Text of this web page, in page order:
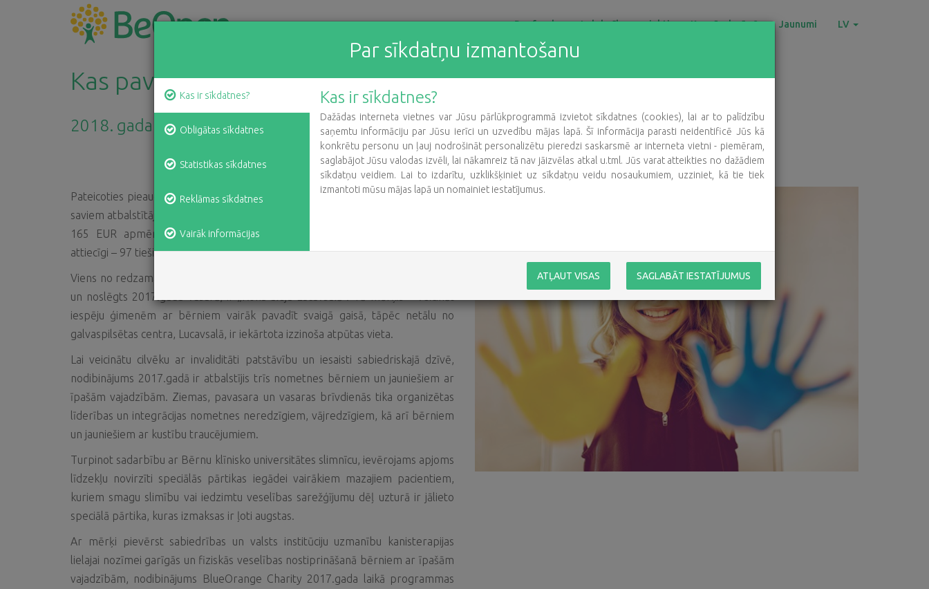
Par fondu Labdarības projekti Ko mēs darām? Jaunumi LV
Kas paveikts 2017.gadā?
2018. gada 29. marts
Pateicoties pieaugošajai uzticībai un atsaucībai, aizvadītajā gadā fonds kopā ar
saviem atbalstītājiem ir sniedzis palīdzību dažādiem labdarības projektiem 251
165 EUR apmērā, sasniedzot ievērojamu tiešo un netiešo ieguvēju loku,
attiecīgi – 97 tiešie un vairāk nekā 25 590 labuma netiešo ieguvējus.
Viens no redzamākajiem un vērienīgākajiem projektiem, kas iesākts 2016.gadā
un noslēgts 2017.gada vasarā, ir „Koku aleja Lucavsalā”. Tā mērķis – veicināt
iespēju ģimenēm ar bērniem vairāk pavadīt svaigā gaisā, tāpēc netālu no
galvaspilsētas centra, Lucavsalā, ir iekārtota izzinoša atpūtas vieta.
Lai veicinātu cilvēku ar invaliditāti patstāvību un iesaisti sabiedriskajā dzīvē,
nodibinājums 2017.gadā ir atbalstījis trīs nometnes bērniem un jauniešiem ar
īpašām vajadzībām. Ziemas, pavasara un vasaras brīvdienās tika organizētas
līderības un integrācijas nometnes neredzīgiem, vājredzīgiem, kā arī bērniem
un jauniešiem ar kustību traucējumiem.
Turpinot sadarbību ar Bērnu klīnisko universitātes slimnīcu, ievērojams apjoms
līdzekļu novirzīti speciālās pārtikas iegādei vairākiem mazajiem pacientiem,
kuriem smagu slimību vai iedzimtu veselības sarežģījumu dēļ uzturā ir jālieto
speciālā pārtika, kuras izmaksas ir ļoti augstas.
Ar mērķi pievērst sabiedrības un valsts institūciju uzmanību kanisterapijas
lielajai nozīmei garīgās un fiziskās veselības nostiprināšanā bērniem ar īpašām
vajadzībām, nodibinājums BlueOrange Charity 2017.gada laikā programmas
Par sīkdatņu izmantošanu
Kas ir sīkdatnes?
Obligātas sīkdatnes
Statistikas sīkdatnes
Reklāmas sīkdatnes
Vairāk informācijas
Kas ir sīkdatnes?
Dažādas interneta vietnes var Jūsu pārlūkprogrammā izvietot sīkdatnes (cookies), lai ar to palīdzību
saņemtu informāciju par Jūsu ierīci un uzvedību mājas lapā. Šī informācija parasti neidentificē Jūs kā
konkrētu personu un ļauj nodrošināt personalizētu pieredzi saskarsmē ar interneta vietni - piemēram,
saglabājot Jūsu valodas izvēli, lai nākamreiz tā nav jāizvēlas atkal u.tml. Jūs varat atteikties no dažādiem
sīkdatņu veidiem. Lai to izdarītu, uzklikšķiniet uz sīkdatņu veidu nosaukumiem, uzziniet, kā tie tiek
izmantoti mūsu mājas lapā un nomainiet iestatījumus.
ATĻAUT VISAS SAGLABĀT IESTATĪJUMUS